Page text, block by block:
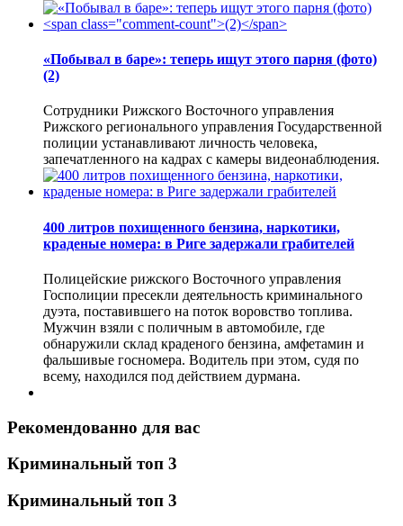
«Побывал в баре»: теперь ищут этого парня (фото)
(2)
Сотрудники Рижского Восточного управления
Рижского регионального управления Государственной
полиции устанавливают личность человека,
запечатленного на кадрах с камеры видеонаблюдения.
400 литров похищенного бензина, наркотики,
краденые номера: в Риге задержали грабителей
Полицейские рижского Восточного управления
Госполиции пресекли деятельность криминального
дуэта, поставившего на поток воровство топлива.
Мужчин взяли с поличным в автомобиле, где
обнаружили склад краденого бензина, амфетамин и
фальшивые госномера. Водитель при этом, судя по
всему, находился под действием дурмана.
Рекомендованно для вас
Криминальный топ 3
Криминальный топ 3